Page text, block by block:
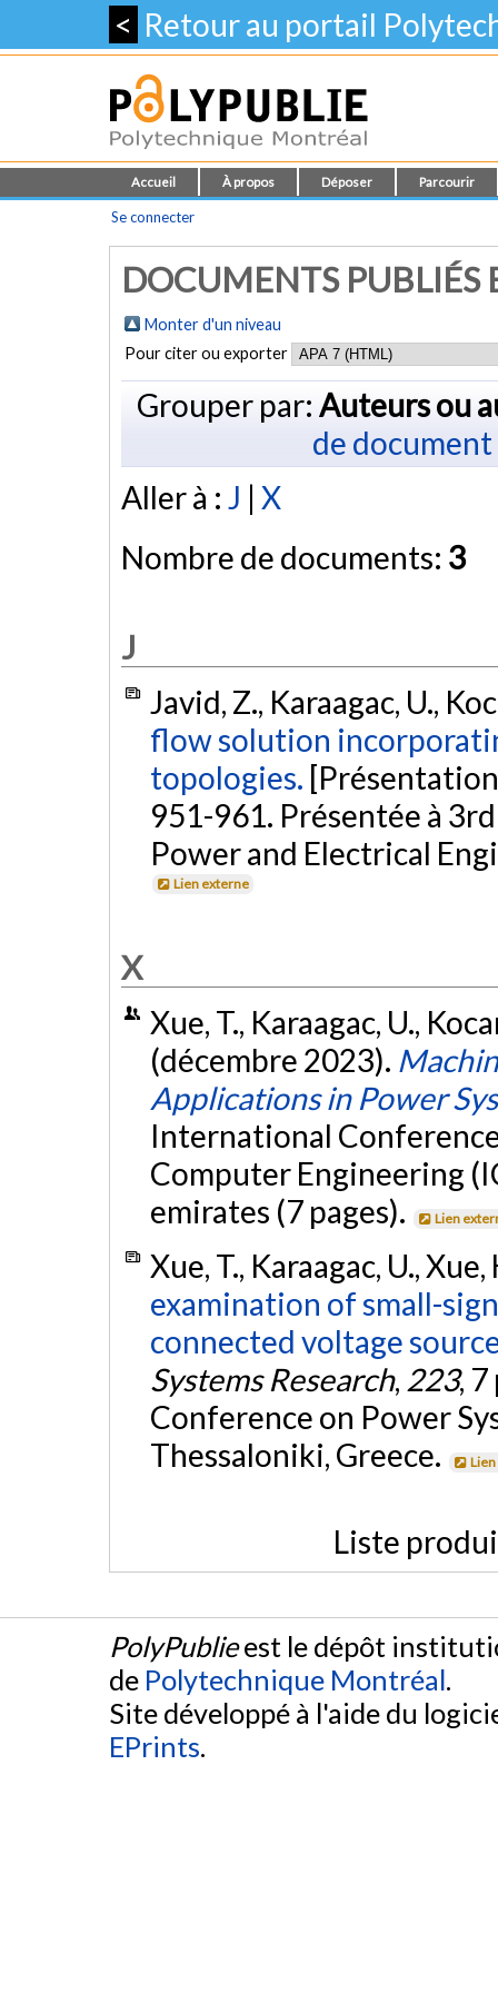
< Retour au portail
Accueil À propos Déposer Parcourir
Se connecter
DOCUMENTS PUBLIÉS
Monter d'un niveau
Pour citer ou exporter
Grouper par: Auteurs ou
de document
Aller à : J | X
Nombre de documents: 3
J
Javid, Z., Karaagac, U.,
flow solution
topologies.
951-961. Présentée à
Power and Electrical
Lien externe
X
Xue, T., Karaagac, U.,
(décembre 2023).
Applications in Power
International
Computer Engineering
emirates (7 pages).
Lien
Xue, T., Karaagac, U.,
examination of small-
connected voltage
Systems Research, 223,
Conference on Power
Thessaloniki, Greece.
Liste
PolyPublieest le dépôt
de Polytechnique Montréal.
Site développé à l'aide du
EPrints.